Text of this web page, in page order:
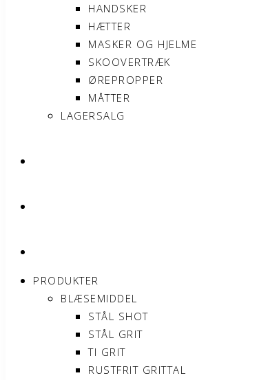
HANDSKER
HÆTTER
MASKER OG HJELME
SKOOVERTRÆK
ØREPROPPER
MÅTTER
LAGERSALG
PRODUKTER
BLÆSEMIDDEL
STÅL SHOT
STÅL GRIT
TI GRIT
RUSTFRIT GRITTAL